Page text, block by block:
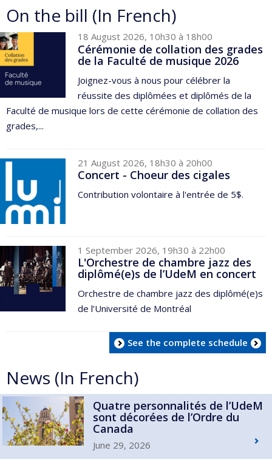
On the bill (In French)
18 August 2026, 10h30 à 18h00
Cérémonie de collation des grades
de la Faculté de musique 2026
Joignez-vous à nous pour célébrer la
réussite des diplômées et diplômés de la
Faculté de musique lors de cette cérémonie de collation des
grades,...
21 August 2026, 18h30 à 20h00
Concert - Choeur des cigales
Contribution volontaire à l'entrée de 5$.
1 September 2026, 19h30 à 22h00
L'Orchestre de chambre jazz des
diplômé(e)s de l’UdeM en concert
Orchestre de chambre jazz des diplômé(e)s
de l’Université de Montréal
See the complete schedule
News (In French)
Quatre personnalités de l’UdeM
sont décorées de l’Ordre du
Canada
June 29, 2026